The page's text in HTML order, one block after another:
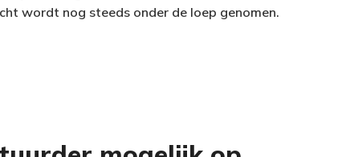
wordt nog steeds onder de loep genomen.